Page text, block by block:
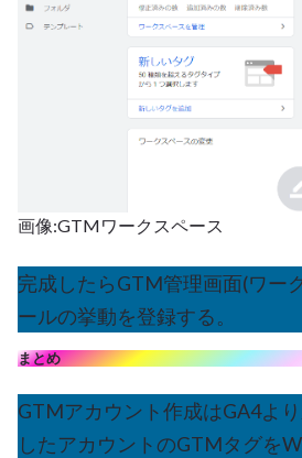
画像:GTMワークスペース
完成したらGTM管理画面(ワー
ールの挙動を登録する。
まとめ
GTMアカウント作成はGA4よ
したアカウントのGTMタグを